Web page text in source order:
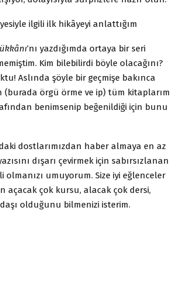
ilgili ilk hikâyeyi anlattığım
‘nı yazdığımda ortaya bir seri
Kim bilebilirdi böyle olacağını?
Aslında şöyle bir geçmişe bakınca
(burada örgü örme ve ip) tüm kitaplarım
benimsenip beğenildiği için bunu
dostlarımızdan haber almaya en az
dışarı çevirmek için sabırsızlanan
olmanızı umuyorum. Size iyi eğlenceler
açacak çok kursu, alacak çok dersi,
olduğunu bilmenizi isterim.